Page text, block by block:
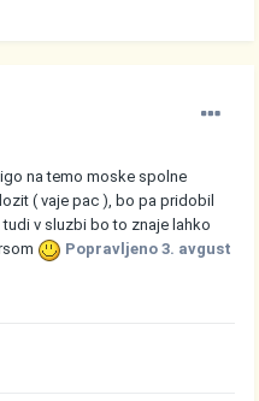
na temo moske spolne
( vaje pac ), bo pa pridobil
v sluzbi bo to znaje lahko
Popravljeno3. avgust